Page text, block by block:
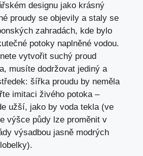
designu jako krásný
proudy se objevily a staly se
zahradách, kde bylo
potoky naplněné vodou.
vytvořit suchý proud
musíte dodržovat jediný a
šířka proudu by neměla
imitaci živého potoka –
užší, jako by voda tekla (ve
výšce půdy lze proměnit v
výsadbou jasně modrých